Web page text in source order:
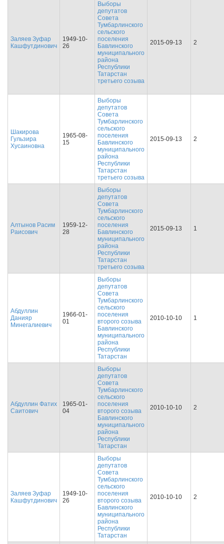
Заляев Зуфар
Кашфутдинович
1949-10-
26
Выборы
депутатов
Совета
Тумбарлинского
сельского
поселения
Бавлинского
муниципального
района
Республики
Татарстан
третьего созыва
2015-09-13 2
Шакирова
Гульзира
Хусаиновна
1965-08-
15
Выборы
депутатов
Совета
Тумбарлинского
сельского
поселения
Бавлинского
муниципального
района
Республики
Татарстан
третьего созыва
2015-09-13 2
Алтынов Расим
Раисович
1959-12-
28
Выборы
депутатов
Совета
Тумбарлинского
сельского
поселения
Бавлинского
муниципального
района
Республики
Татарстан
третьего созыва
2015-09-13 1
Абдуллин
Данияр
Минегалиевич
1966-01-
01
Выборы
депутатов
Совета
Тумбарлинского
сельского
поселения
второго созыва
Бавлинского
муниципального
района
Республики
Татарстан
2010-10-10 1
Абдуллин Фатих
Саитович
1965-01-
04
Выборы
депутатов
Совета
Тумбарлинского
сельского
поселения
второго созыва
Бавлинского
муниципального
района
Республики
Татарстан
2010-10-10 2
Заляев Зуфар
Кашфутдинович
1949-10-
26
Выборы
депутатов
Совета
Тумбарлинского
сельского
поселения
второго созыва
Бавлинского
муниципального
района
Республики
Татарстан
2010-10-10 2